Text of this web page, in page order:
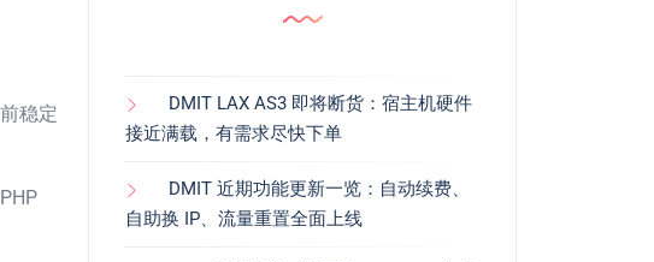
稳定
DMIT LAX AS3 即将断货：宿主机硬件
接近满载，有需求尽快下单
DMIT 近期功能更新一览：自动续费、
自助换 IP、流量重置全面上线